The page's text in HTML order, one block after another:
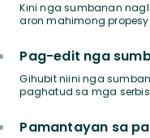
Kini nga sumbanan
aron mahimong
Pag-edit nga
Gihubit niini nga
paghatud sa mga
Pamantayan sa